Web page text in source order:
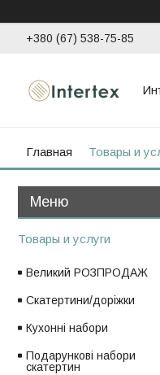
+380 (67) 538-75-85
Главная Товары и
Товары и услуги
Великий РОЗПРОДАЖ
Скатертини/доріжки
Кухонні набори
Подарункові набори
скатертин